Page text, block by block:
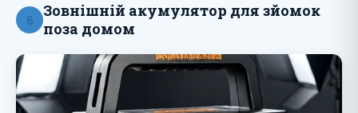
6
Зовнішній акумулятор для зйомок
поза домом